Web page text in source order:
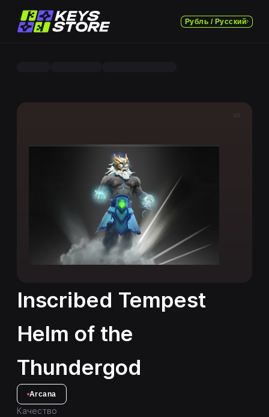
Рубль / Русский
x0
Inscribed Tempest
Helm of the
Thundergod
Arcana
Качество